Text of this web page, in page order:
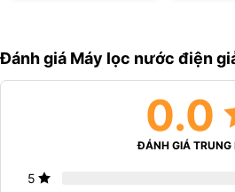
Đánh giá Máy lọc nước điện
0.0
ĐÁNH GIÁ TRUNG
5